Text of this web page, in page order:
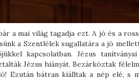
a mai világ tagadja ezt. A jó és a
a Szentlélek sugallatára a jó
kapcsolatban. Jézus
Jézus hiányát. Bezárkóztak
Ezután bátran kiálltak a nép elé, s